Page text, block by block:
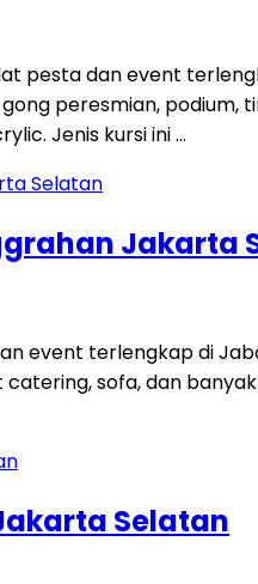
pesta dan event
peresmian,
Jenis kursi ini …
Jakarta
event terlengkap di
sofa, dan
Selatan